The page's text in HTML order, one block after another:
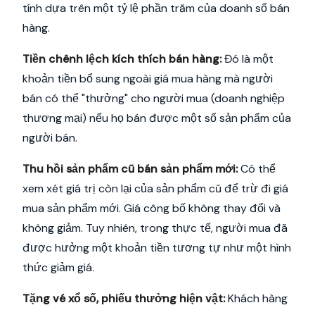
tính dựa trên một tỷ lệ phần trăm của doanh số bán
hàng.
Tiền chênh lệch kích thích bán hàng:Đó là một
khoản tiền bổ sung ngoài giá mua hàng mà người
bán có thể "thưởng" cho người mua (doanh nghiệp
thương mại) nếu họ bán được một số sản phẩm của
người bán.
Thu hồi sản phẩm cũ bán sản phẩm mới:Có thể
xem xét giá trị còn lại của sản phẩm cũ để trừ đi giá
mua sản phẩm mới. Giá công bố không thay đổi và
không giảm. Tuy nhiên, trong thực tế, người mua đã
được hưởng một khoản tiền tương tự như một hình
thức giảm giá.
Tặng vé xổ số, phiếu thưởng hiện vật:Khách hàng